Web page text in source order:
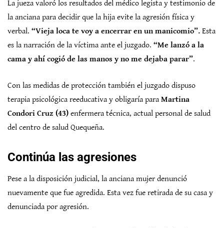
La jueza valoró los resultados del médico legista y testimonio de
la anciana para decidir que la hija evite la agresión física y
verbal. “Vieja loca te voy a encerrar en un manicomio”. Esta
es la narración de la víctima ante el juzgado. “Me lanzó a la
cama y ahí cogió de las manos y no me dejaba parar”.
Con las medidas de protección también el juzgado dispuso
terapia psicológica reeducativa y obligaría para Martina
Condori Cruz (43) enfermera técnica, actual personal de salud
del centro de salud Quequeña.
Continúa las agresiones
Pese a la disposición judicial, la anciana mujer denunció
nuevamente que fue agredida. Esta vez fue retirada de su casa y
denunciada por agresión.